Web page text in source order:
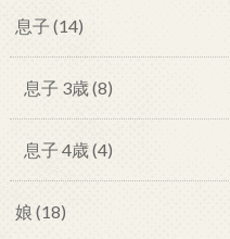
息子 (14)
息子 3歳(8)
息子 4歳(4)
娘 (18)